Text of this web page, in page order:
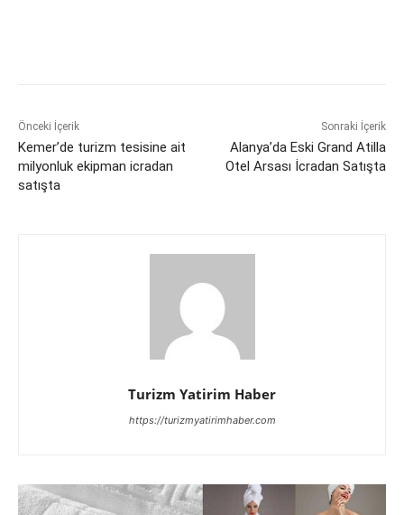
Önceki İçerik
Kemer’de turizm tesisine ait
milyonluk ekipman icradan
satışta
Sonraki İçerik
Alanya’da Eski Grand Atilla
Otel Arsası İcradan Satışta
Turizm Yatirim Haber
https://turizmyatirimhaber.com